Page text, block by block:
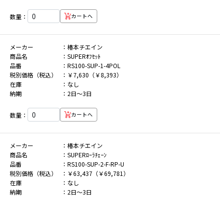
数量： カートへ
メーカー
椿本チエイン
商品名
SUPERｵﾌｾｯﾄ
品番
RS100-SUP-1-4POL
税別価格（税込）
￥7,630（￥8,393）
在庫
なし
納期
2日～3日
数量： カートへ
メーカー
椿本チエイン
商品名
SUPERﾛｰﾗﾁｪｰﾝ
品番
RS100-SUP-2-F-RP-U
税別価格（税込）
￥63,437（￥69,781）
在庫
なし
納期
2日～3日